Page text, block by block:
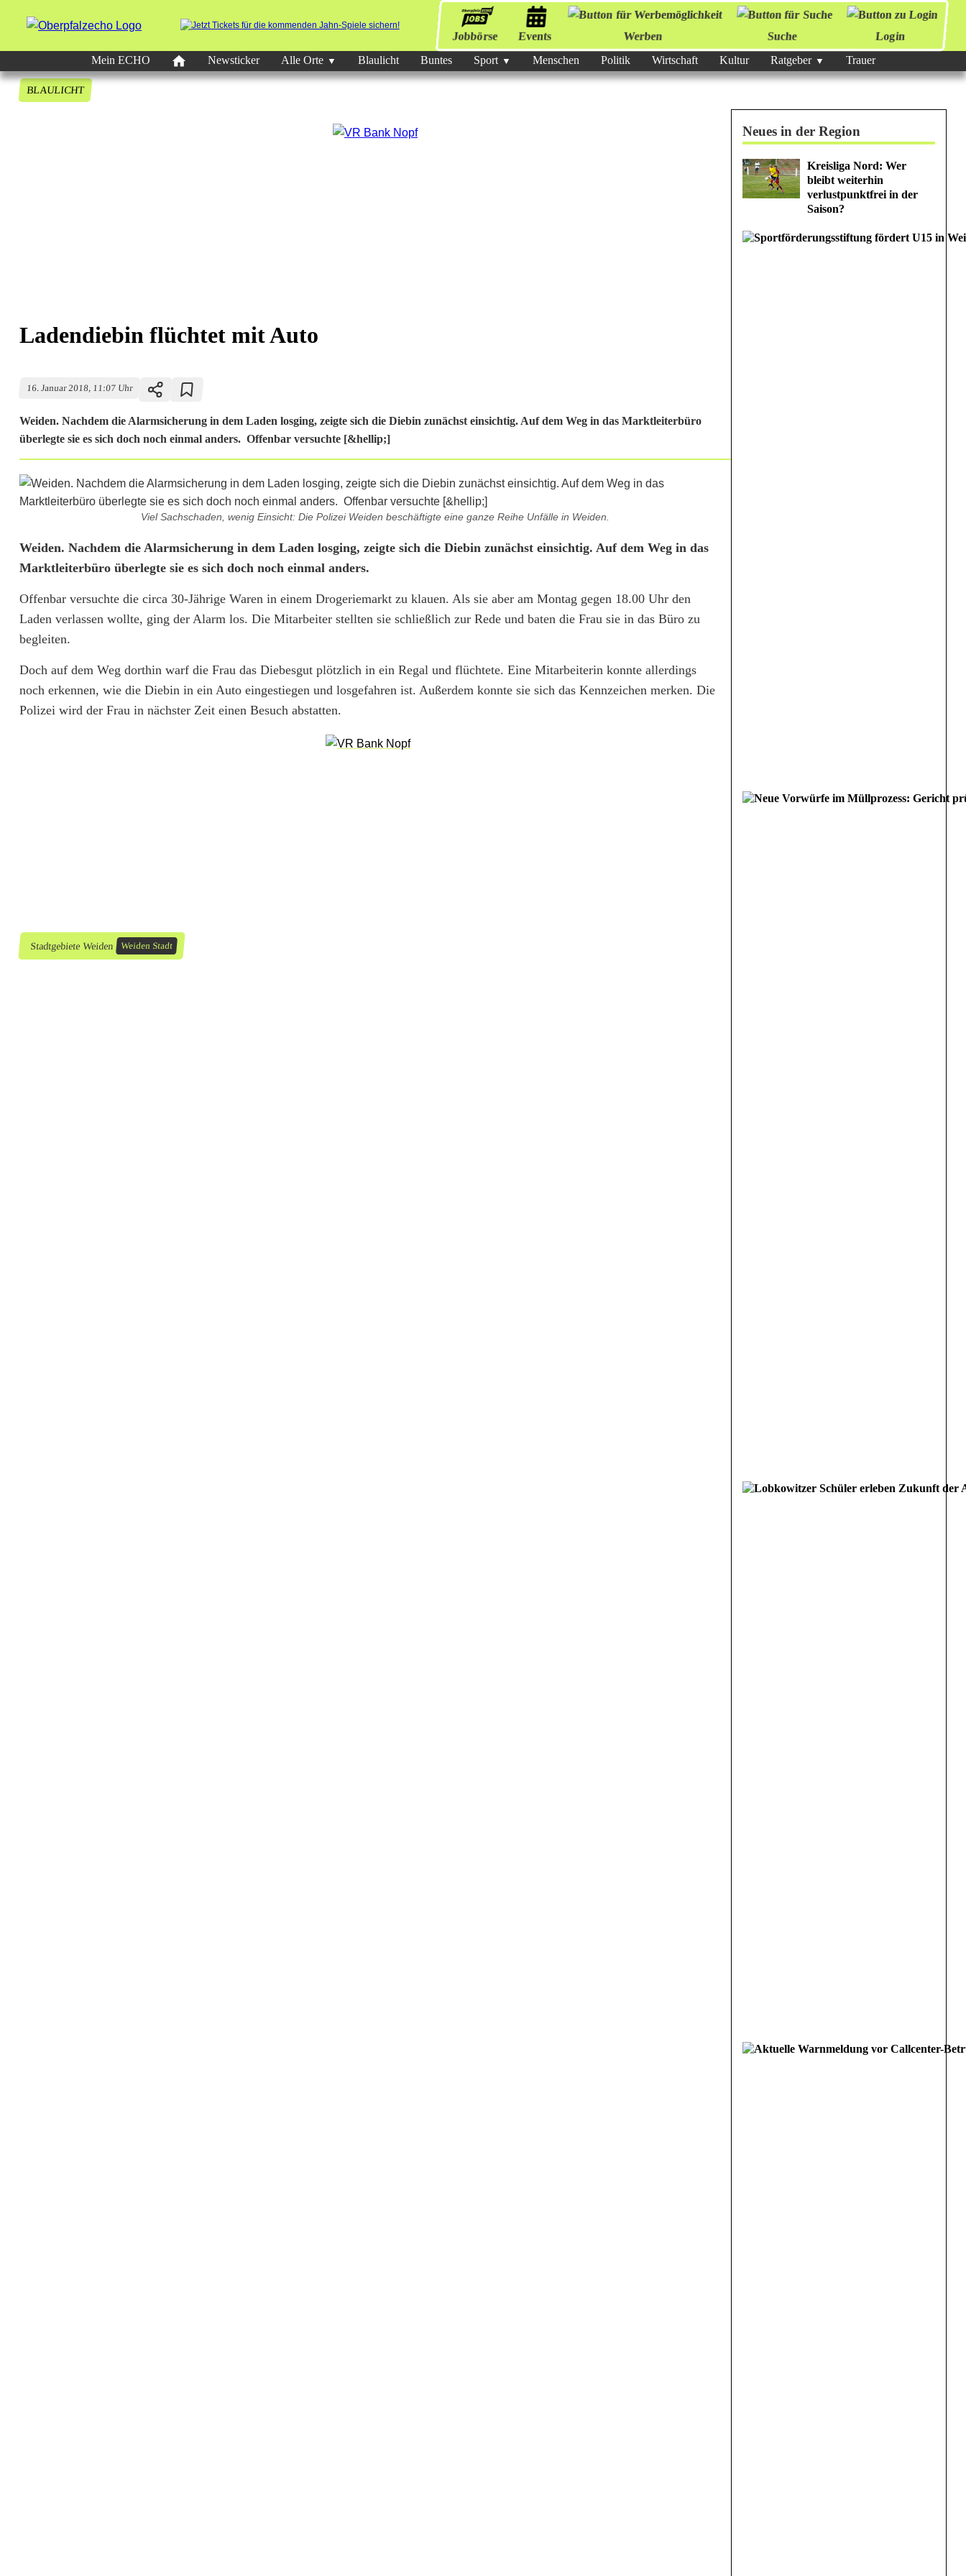
Jobbörse Events Werben Suche
Login
Mein ECHO
Newsticker Alle Orte Blaulicht Buntes Sport Menschen Politik Wirtschaft Kultur Ratgeber Trauer
BLAULICHT
Ladendiebin flüchtet mit Auto
16. Januar 2018, 11:07 Uhr
Weiden. Nachdem die Alarmsicherung in dem Laden losging, zeigte sich die Diebin zunächst einsichtig. Auf dem Weg in das Marktleiterbüro
überlegte sie es sich doch noch einmal anders. Offenbar versuchte [&hellip;]
Viel Sachschaden, wenig Einsicht: Die Polizei Weiden beschäftigte eine ganze Reihe Unfälle in Weiden.
L
a
d
e
d
i
c
h
Weiden. Nachdem die Alarmsicherung in dem Laden losging, zeigte sich die Diebin zunächst einsichtig. Auf dem Weg in das
Marktleiterbüro überlegte sie es sich doch noch einmal anders.
Offenbar versuchte die circa 30-Jährige Waren in einem Drogeriemarkt zu klauen. Als sie aber am Montag gegen 18.00 Uhr den
Laden verlassen wollte, ging der Alarm los. Die Mitarbeiter stellten sie schließlich zur Rede und baten die Frau sie in das Büro zu
begleiten.
Doch auf dem Weg dorthin warf die Frau das Diebesgut plötzlich in ein Regal und flüchtete. Eine Mitarbeiterin konnte allerdings
noch erkennen, wie die Diebin in ein Auto eingestiegen und losgefahren ist. Außerdem konnte sie sich das Kennzeichen merken. Die
Polizei wird der Frau in nächster Zeit einen Besuch abstatten.
Stadtgebiete Weiden Weiden Stadt
Neues in der Region
Kreisliga Nord: Wer
bleibt weiterhin
verlustpunktfrei in der
Saison?